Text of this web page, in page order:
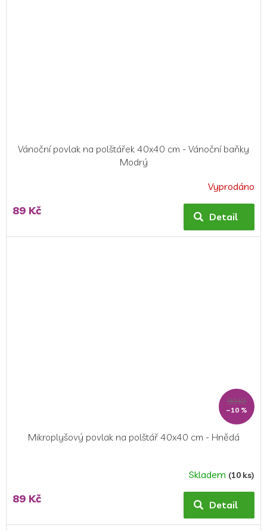
Vánoční povlak na polštářek 40x40 cm - Vánoční baňky
Modrý
Vyprodáno
89 Kč Detail
99 Kč
–10 %
Mikroplyšový povlak na polštář 40x40 cm - Hnědá
Skladem (10 ks)
89 Kč Detail